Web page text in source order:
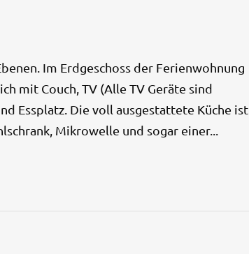
Im Erdgeschoss der Ferienwohnung
mit Couch, TV (Alle TV Geräte sind
Essplatz. Die voll ausgestattete Küche ist
Mikrowelle und sogar einer...